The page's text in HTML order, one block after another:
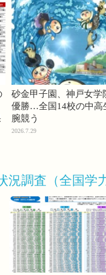
砂金甲子園、神戸女学
優勝…全国14校の中高
腕競う
2026.7.29
況調査（全国学